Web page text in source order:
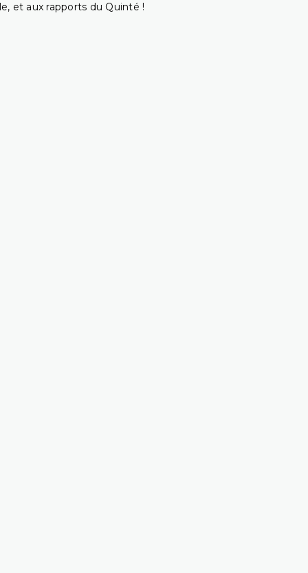
et aux rapports du Quinté !